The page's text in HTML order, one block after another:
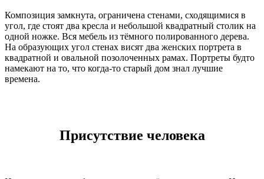
Композиция замкнута, ограничена стенами, сходящимися в
угол, где стоят два кресла и небольшой квадратный столик на
одной ножке. Вся мебель из тёмного полированного дерева.
На образующих угол стенах висят два женских портрета в
квадратной и овальной позолоченных рамах. Портреты будто
намекают на то, что когда-то старый дом знал лучшие
времена.
Присутствие человека